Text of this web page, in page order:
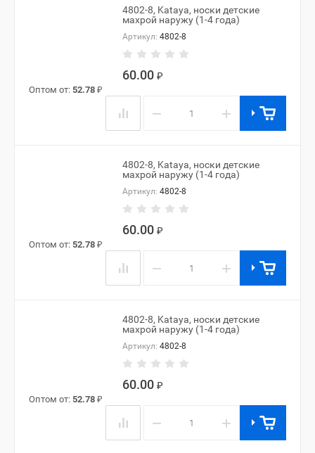
4802-8, Kataya, носки детские
махрой наружу (1-4 года)
Артикул: 4802-8
60.00 ₽
Оптом от: 52.78 ₽
− +
4802-8, Kataya, носки детские
махрой наружу (1-4 года)
Артикул: 4802-8
60.00 ₽
Оптом от: 52.78 ₽
− +
4802-8, Kataya, носки детские
махрой наружу (1-4 года)
Артикул: 4802-8
60.00 ₽
Оптом от: 52.78 ₽
− +